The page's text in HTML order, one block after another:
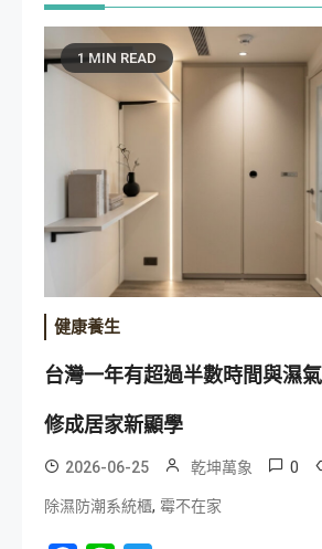
1 MIN READ
健康養生
台灣一年有超過半數時間與濕
修成居家新顯學
2026-06-25 乾坤萬象 0
除濕防潮系統櫃, 霉不在家